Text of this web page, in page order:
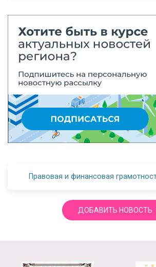
Правовая и финансовая
ДОБАВИТЬ НОВОСТЬ